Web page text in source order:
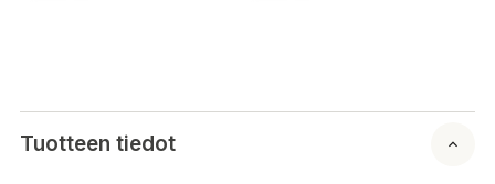
Tuotteen tiedot